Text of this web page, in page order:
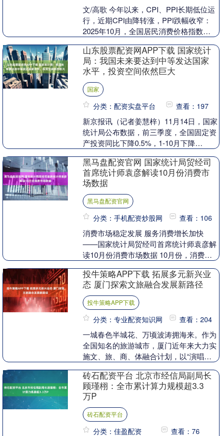
文/高歌 今年以来，CPI、PPI长期低位运
行，近期CPI由降转涨，PPI跌幅收窄：
2025年10月，全国居民消费价格指数
山东股票配资网APP下载 国家统计
局：我国未来要达到中等发达国家
水平，投资空间依然巨大
国家
分类：配资实盘平台 查看：197
新京报讯（记者姜慧梓）11月14日，国家
统计局公布数据，前三季度，全国固定资
产投资同比下降0.5%，1-10月下降
上，国家....
黑马盘配资官网 国家统计局贸经司
首席统计师袁彦解读10月份消费市
场数据
黑马盘配资官网
分类：手机配资炒股网 查看：106
消费市场稳定发展 服务消费增长加快
——国家统计局贸经司首席统计师袁彦解
读10月份消费市场数据 10月份，消费市
释放，文旅出....
投牛策略APP下载 拓展多元新兴业
态 厦门探索文旅融合发展新路径
投牛策略APP下载
分类：专业配资知识网 查看：204
一城春色半城花、万顷波涛拥海来。作为
全国知名的旅游城市，厦门近年来大力实
施文、旅、商、体融合计划，以“演唱会
拓展多元....
砖石配资平台 北京市经信局副局长
顾瑾栩：全市累计算力规模超3.3
万P
砖石配资平台
分类：佳盈配资 查看：76